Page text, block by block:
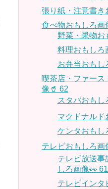
張り紙・注意書き
食べ物おもしろ画
野菜・果物お
料理おもしろ
お弁当おもし
喫茶店・ファー
像🥤 62
スタバおもし
マクドナルド
ケンタおもし
テレビおもしろ画
テレビ放送事
しろ画像👀 61
テレビインタ